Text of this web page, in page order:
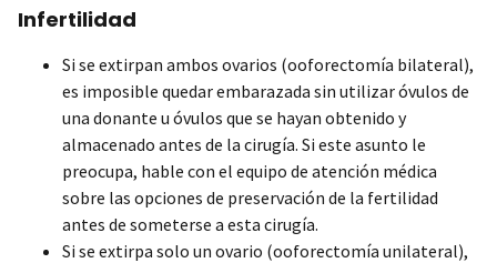
Infertilidad
Si se extirpan ambos ovarios (ooforectomía bilateral),
es imposible quedar embarazada sin utilizar óvulos de
una donante u óvulos que se hayan obtenido y
almacenado antes de la cirugía. Si este asunto le
preocupa, hable con el equipo de atención médica
sobre las opciones de preservación de la fertilidad
antes de someterse a esta cirugía.
Si se extirpa solo un ovario (ooforectomía unilateral),